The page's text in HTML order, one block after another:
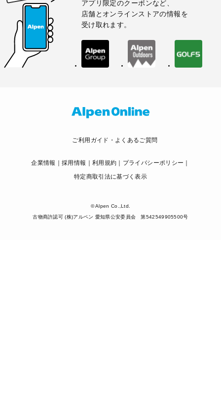
アプリ限定のクーポンなど、
店舗とオンラインストアの情報を
受け取れます。
ご利用ガイド・よくあるご質問
企業情報 採用情報 利用規約
プライバシーポリシー
特定商取引法に基づく表示
© Alpen Co.,Ltd.
古物商許認可 (株)アルペン 愛知県公安委員会 第542549905500号